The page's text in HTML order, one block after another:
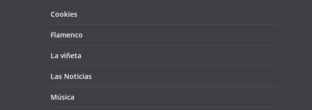
Cookies
Flamenco
La viñeta
Las Noticias
Música